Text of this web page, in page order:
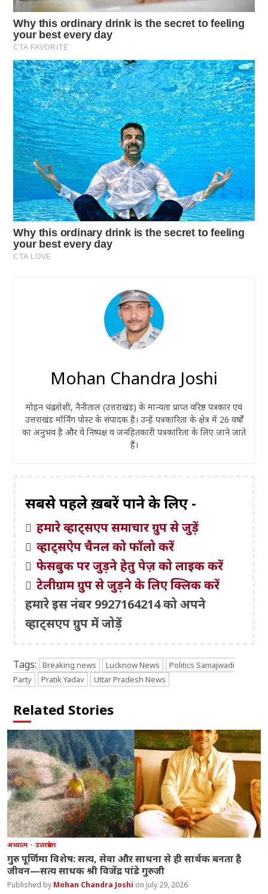
Mohan Chandra Joshi
मोहन चंद्र जोशी, नैनीताल (उत्तराखंड) के मान्यता प्राप्त वरिष्ठ पत्रकार एवं
उत्तराखंड मॉर्निंग पोस्ट के संपादक हैं। उन्हें पत्रकारिता के क्षेत्र में 26 वर्षों
का अनुभव है और वे निष्पक्ष व जनहितकारी पत्रकारिता के लिए जाने जाते
हैं।
सबसे पहले ख़बरें पाने के लिए -
हमारे व्हाट्सएप समाचार ग्रुप से जुड़ें
व्हाट्सऐप चैनल को फॉलो करें
फेसबुक पर जुड़ने हेतु पेज़ को लाइक करें
टेलीग्राम ग्रुप से जुड़ने के लिए क्लिक करें
हमारे इस नंबर 9927164214 को अपने
व्हाट्सएप ग्रुप में जोड़ें
Tags: Breaking news Lucknow News
Politics Samajwadi
Party
Pratik Yadav Uttar Pradesh News
Related Stories
अध्यात्म उत्तरप्रदेश
गुरु पूर्णिमा विशेष: सत्य, सेवा और साधना से ही सार्थक बनता है
जीवन—सत्य साधक श्री विजेंद्र पांडे गुरुजी
Mohan Chandra Joshi July 29, 2026